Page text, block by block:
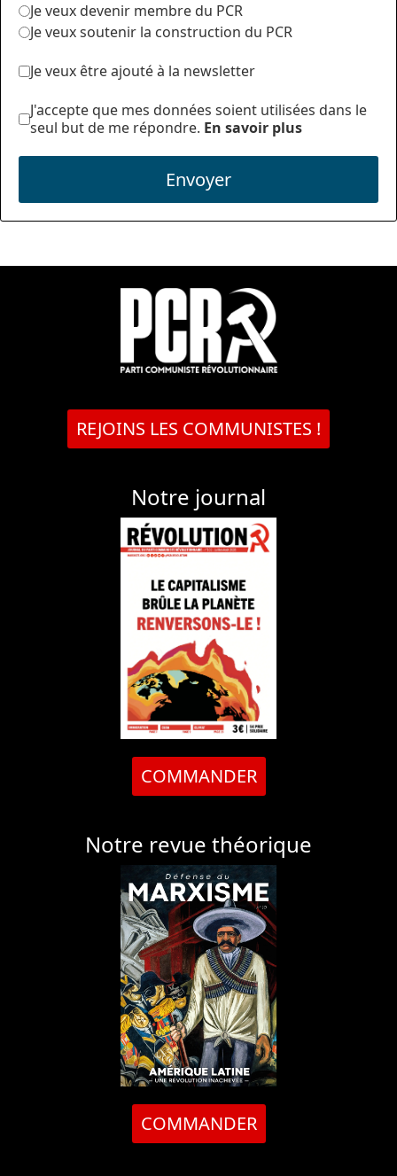
Je veux devenir membre du PCR
Je veux soutenir la construction du PCR
Je veux être ajouté à la newsletter
J'accepte que mes données soient utilisées dans le
seul but de me répondre. En savoir plus
Envoyer
REJOINS LES COMMUNISTES !
Notre journal
COMMANDER
Notre revue théorique
COMMANDER